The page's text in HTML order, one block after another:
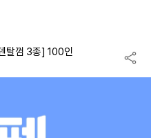
탈껌 3종] 100인